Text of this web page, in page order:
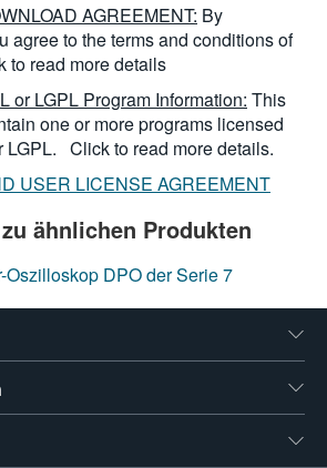
AGREEMENT: By
agree to the terms and conditions of
to read more details
or LGPL Program Information: This
one or more programs licensed
LGPL. Click to read more details.
USER LICENSE AGREEMENT
ähnlichen Produkten
DPO der Serie 7